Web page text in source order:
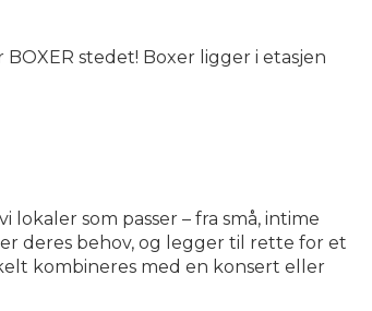
stedet! Boxer ligger i etasjen
som passer – fra små, intime
deres behov, og legger til rette for et
kombineres med en konsert eller